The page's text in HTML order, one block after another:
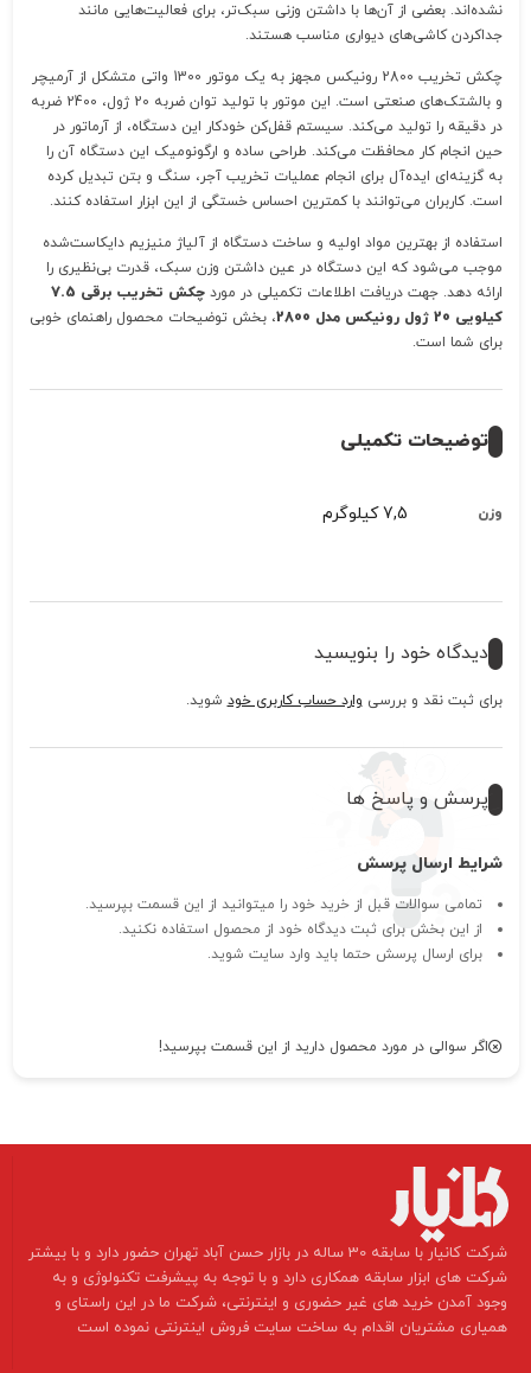
نشده‌اند. بعضی از آن‌ها با داشتن وزنی سبک‌تر، برای فعالیت‌هایی مانند
جداکردن کاشی‌های دیواری مناسب هستند.
چکش تخریب 2800 رونیکس مجهز به یک موتور 1300 واتی متشکل از آرمیچر
و بالشتک‌های‌ صنعتی است. این موتور با تولید توان ضربه 20 ژول، 2400 ضربه
در دقیقه را تولید می‌کند. سیستم قفل‌کن خودکار این دستگاه، از آرماتور در
حین انجام کار محافظت می‌کند. طراحی ساده و ارگونومیک این دستگاه آن را
به گزینه‌ای ایده‌آل برای انجام عملیات تخریب آجر، سنگ و بتن تبدیل کرده
است. کاربران می‌توانند با کمترین احساس خستگی از این ابزار استفاده کنند.
استفاده از بهترین مواد اولیه و ساخت دستگاه از آلیاژ منیزیم دایکاست‌شده
موجب می‌شود که این دستگاه در عین داشتن وزن سبک، قدرت بی‌‌نظیری را
ارائه دهد. جهت دریافت اطلاعات تکمیلی در مورد
چکش تخریب برقی 7.5
کیلویی 20 ژول رونیکس مدل 2800
، بخش توضیحات محصول راهنمای خوبی
برای شما است.
توضیحات تکمیلی
وزن 7,5 کیلوگرم
دیدگاه خود را بنویسید
برای ثبت نقد و بررسی وارد حساب کاربری خود شوید.
پرسش و پاسخ ها
شرایط ارسال پرسش
تمامی سوالات قبل از خرید خود را میتوانید از این قسمت بپرسید.
از این بخش برای ثبت دیدگاه خود از محصول استفاده نکنید.
برای ارسال پرسش حتما باید وارد سایت شوید.
اگر سوالی در مورد محصول دارید از این قسمت بپرسید!
​شرکت کانیار با سابقه 30 ساله در بازار حسن آباد تهران حضور دارد و با بیشتر
شرکت های ابزار سابقه همکاری دارد و با توجه به پیشرفت تکنولوژی و به
وجود آمدن خرید های غیر حضوری و اینترنتی، شرکت ما در این راستای و
همیاری مشتریان اقدام به ساخت سایت فروش اینترنتی نموده است ​​​​​​​